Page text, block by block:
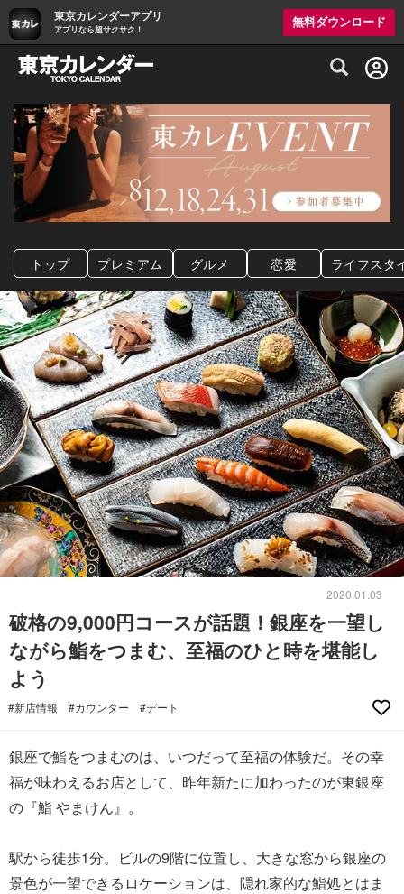
東京カレンダーアプリ
アプリなら超サクサク！
無料ダウンロード
グルメ情報・プレミアムレストラン予約
トップ プレミアム グルメ 恋愛 ライフスタ
2020.01.03
破格の9,000円コースが話題！銀座を一望し
ながら鮨をつまむ、至福のひと時を堪能し
よう
#新店情報 #カウンター #デート
銀座で鮨をつまむのは、いつだって至福の体験だ。その幸
福が味わえるお店として、昨年新たに加わったのが東銀座
の『鮨 やまけん』。
駅から徒歩1分。ビルの9階に位置し、大きな窓から銀座の
景色が一望できるロケーションは、隠れ家的な鮨処とはま